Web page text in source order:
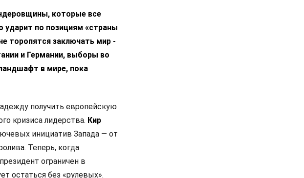
которые все
по позициям «страны
торопятся заключать мир -
и Германии, выборы во
в мире, пока
получить европейскую
кризиса лидерства. Кир
инициатив Запада — от
Теперь, когда
ограничен в
остаться без «рулевых».